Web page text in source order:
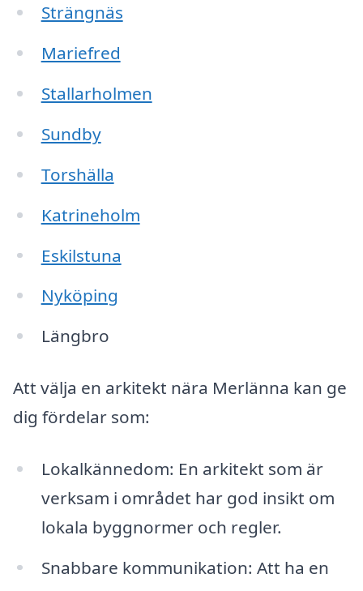
Strängnäs
Mariefred
Stallarholmen
Sundby
Torshälla
Katrineholm
Eskilstuna
Nyköping
Längbro
Att välja en arkitekt nära Merlänna kan ge
dig fördelar som:
Lokalkännedom: En arkitekt som är
verksam i området har god insikt om
lokala byggnormer och regler.
Snabbare kommunikation: Att ha en